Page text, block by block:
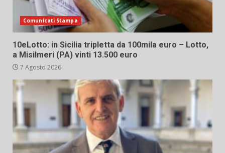
Comunicati Stampa
10eLotto: in Sicilia tripletta da 100mila euro – Lotto,
a Misilmeri (PA) vinti 13.500 euro
7 Agosto 2026